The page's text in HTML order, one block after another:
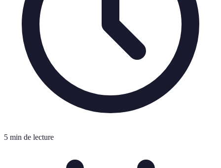
5 min de lecture